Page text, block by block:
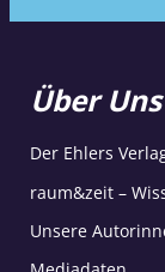
Über Uns
Der Ehlers
raum&zeit –
Unsere